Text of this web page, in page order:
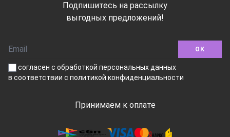
Подпишитесь на рассылку
выгодных предложений!
ОК
согласен с обработкой персональных данных
в соответствии с политикой конфиденциальности
Принимаем к оплате